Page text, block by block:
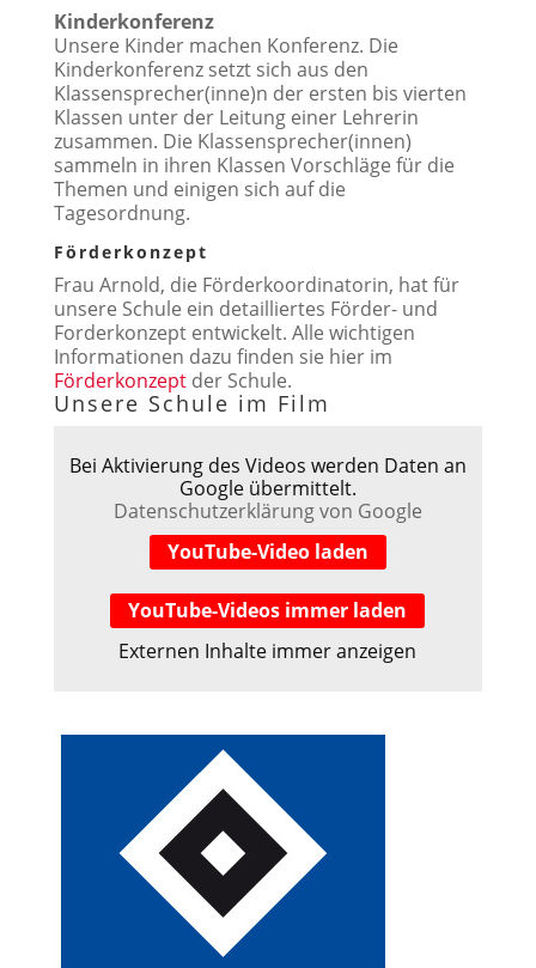
Kinderkonferenz
Unsere Kinder machen Konferenz. Die
Kinderkonferenz setzt sich aus den
Klassensprecher(inne)n der ersten bis vierten
Klassen unter der Leitung einer Lehrerin
zusammen. Die Klassensprecher(innen)
sammeln in ihren Klassen Vorschläge für die
Themen und einigen sich auf die
Tagesordnung.
Förderkonzept
Frau Arnold, die Förderkoordinatorin, hat für
unsere Schule ein detailliertes Förder- und
Forderkonzept entwickelt. Alle wichtigen
Informationen dazu finden sie hier im
Förderkonzept der Schule.
Unsere Schule im Film
Bei Aktivierung des Videos werden Daten an
Google übermittelt.
Datenschutzerklärung von Google
YouTube-Video laden
YouTube-Videos immer laden
Externen Inhalte immer anzeigen